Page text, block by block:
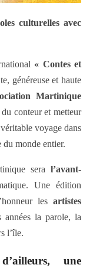
culturelles avec
« Contes et
généreuse et haute
Martinique
conteur et metteur
voyage dans
monde entier.
sera l’avant-
Une édition
les artistes
la parole, la
l’île.
une